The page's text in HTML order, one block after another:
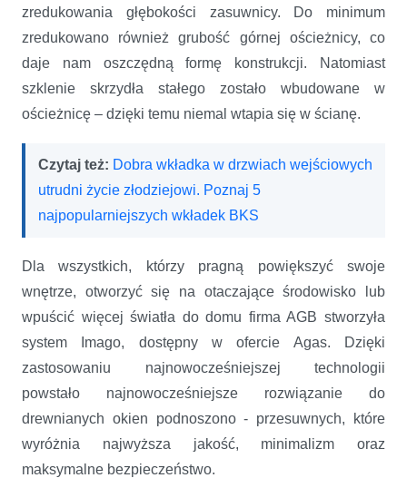
zredukowania głębokości zasuwnicy. Do minimum
zredukowano również grubość górnej ościeżnicy, co
daje nam oszczędną formę konstrukcji. Natomiast
szklenie skrzydła stałego zostało wbudowane w
ościeżnicę – dzięki temu niemal wtapia się w ścianę.
Czytaj też: Dobra wkładka w drzwiach wejściowych
utrudni życie złodziejowi. Poznaj 5
najpopularniejszych wkładek BKS
Dla wszystkich, którzy pragną powiększyć swoje
wnętrze, otworzyć się na otaczające środowisko lub
wpuścić więcej światła do domu firma AGB stworzyła
system Imago, dostępny w ofercie Agas. Dzięki
zastosowaniu najnowocześniejszej technologii
powstało najnowocześniejsze rozwiązanie do
drewnianych okien podnoszono - przesuwnych, które
wyróżnia najwyższa jakość, minimalizm oraz
maksymalne bezpieczeństwo.